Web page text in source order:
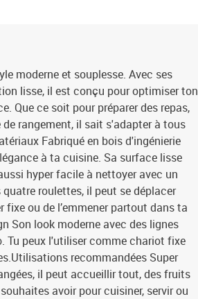
moderne et souplesse. Avec ses
lisse, il est conçu pour optimiser ton
Que ce soit pour préparer des repas,
rangement, il sait s'adapter à tous
Fabriqué en bois d'ingénierie
à ta cuisine. Sa surface lisse
hyper facile à nettoyer avec un
roulettes, il peut se déplacer
ou de l’emmener partout dans ta
Son look moderne avec des lignes
Tu peux l'utiliser comme chariot fixe
recommandées Super
il peut accueillir tout, des fruits
avoir pour cuisiner, servir ou